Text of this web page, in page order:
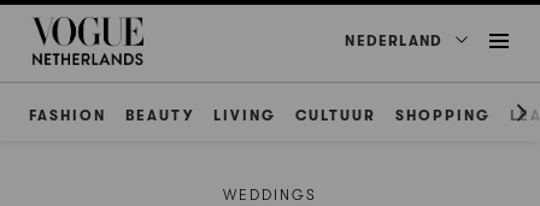
NEDERLAND
FASHION BEAUTY LIVING CULTUUR SHOPPING
WEDDINGS